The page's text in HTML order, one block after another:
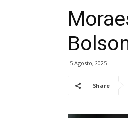
5 Agosto, 2025
Share